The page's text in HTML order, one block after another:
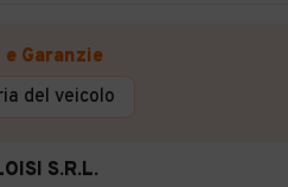
Garanzie
del veicolo
S.R.L.